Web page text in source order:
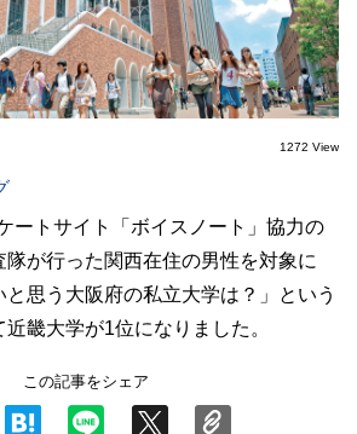
1272 View
ートサイト「ボイスノート」協力の
隊が行った関西在住の男性を対象に
と思う大阪府の私立大学は？」という
畿大学が1位になりました。
この記事をシェア